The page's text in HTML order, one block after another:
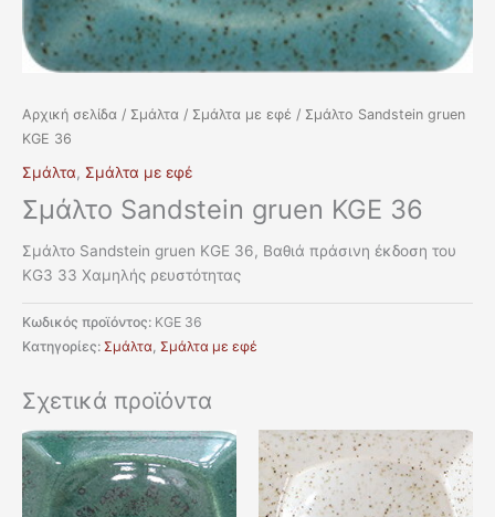
Αρχική σελίδα / Σμάλτα / Σμάλτα με εφέ / Σμάλτο Sandstein gruen
KGE 36
Σμάλτα, Σμάλτα με εφέ
Σμάλτο Sandstein gruen KGE 36
Σμάλτο Sandstein gruen KGE 36, Βαθιά πράσινη έκδοση του
KG3 33 Χαμηλής ρευστότητας
Κωδικός προϊόντος: KGE 36
Κατηγορίες: Σμάλτα, Σμάλτα με εφέ
Σχετικά προϊόντα